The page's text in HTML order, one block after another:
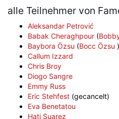
alle Teilnehmer von
Aleksandar Petrović
Babak Cheraghpour (
Baybora Özsu (Bocc Özsu )
Callum Izzard
Chris Broy
Diogo Sangre
Emmy Russ
Eric Stehfest (gecancelt)
Eva Benetatou
Hati Suarez